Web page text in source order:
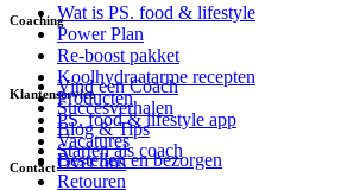
Wat is PS. food & lifestyle
Power Plan
Re-boost pakket
Koolhydraatarme recepten
Producten
PS. food & lifestyle app
Vacatures
Over ons
Coaching
Vind een Coach
Succesverhalen
Blog & Tips
Starten als coach
Klantenservice
Bestellen en bezorgen
Retouren
Contact